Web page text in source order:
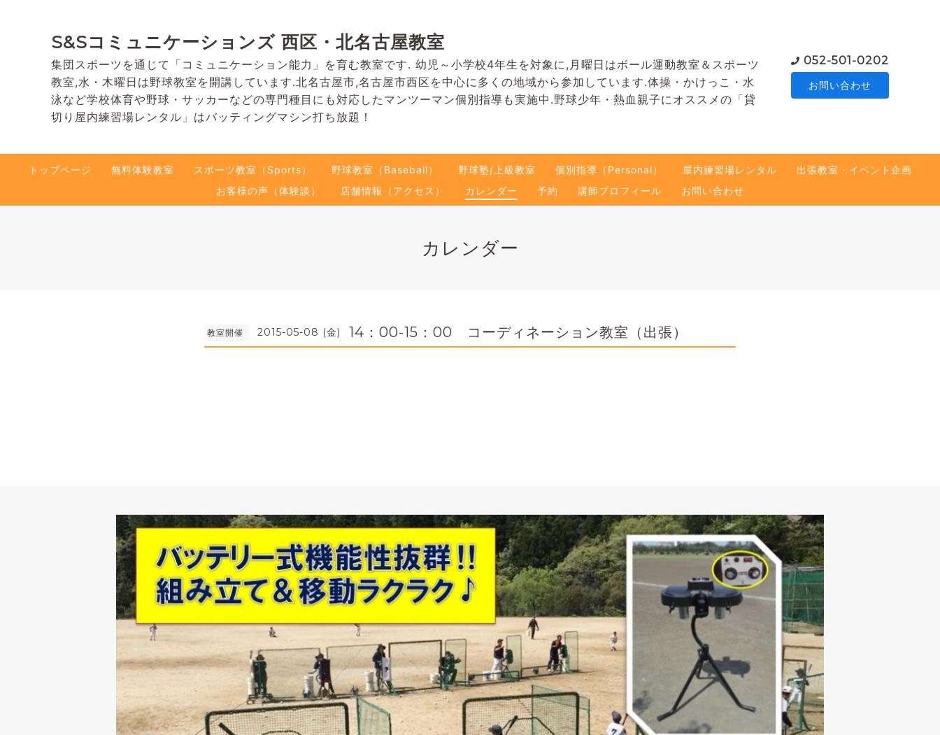
S&Sコミュニケーションズ 西区・北名古屋教室
集団スポーツを通じて「コミュニケーション能力」を育む教室です. 幼児～小学校4年生を対象に,月曜日はボール運動教室＆スポーツ
教室,水・木曜日は野球教室を開講しています.北名古屋市,名古屋市西区を中心に多くの地域から参加しています.体操・かけっこ・水
泳など学校体育や野球・サッカーなどの専門種目にも対応したマンツーマン個別指導も実施中.野球少年・熱血親子にオススメの「貸
切り屋内練習場レンタル」はバッティングマシン打ち放題！
052-501-0202
お問い合わせ
トップページ 無料体験教室 スポーツ教室（Sports） 野球教室（Baseball） 野球塾/上級教室 個別指導（Personal） 屋内練習場レンタル
出張教室・イベント企画
お客様の声（体験談）
店舗情報（アクセス） カレンダー 予約 講師プロフィール お問い合わせ
カレンダー
教室開催 2015-05-08 (金) 14：00-15：00 コーディネーション教室（出張）